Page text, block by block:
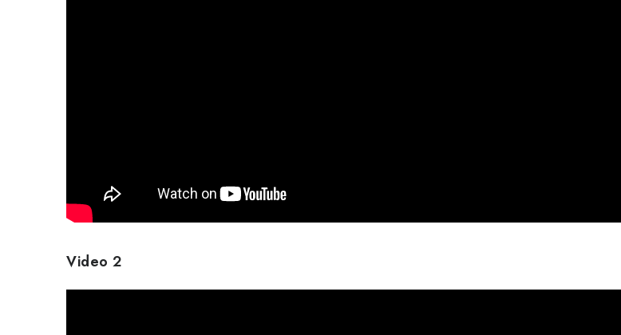
Video 2